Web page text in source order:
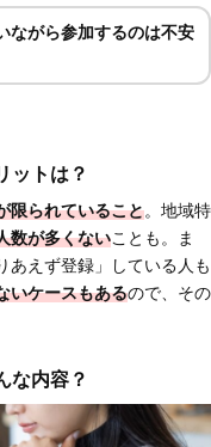
ながら参加するのは不安
ットは？
限られていること。地域特
数が多くないことも。ま
あえず登録」している人も
いケースもあるので、その
な内容？